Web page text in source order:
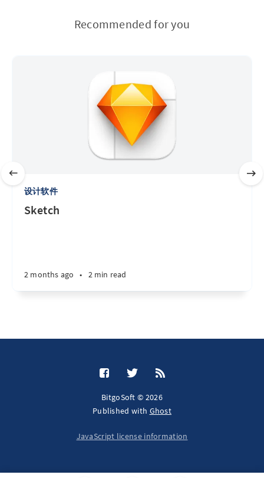
Recommended for you
设计软件
Sketch
2 months ago • 2 min read
BitgoSoft © 2026
Published with Ghost
JavaScript license information